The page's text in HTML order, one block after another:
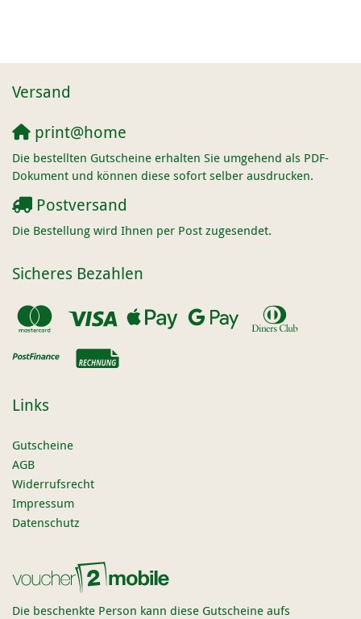
Versand
print@home
Die bestellten Gutscheine erhalten Sie umgehend als PDF-
Dokument und können diese sofort selber ausdrucken.
Postversand
Die Bestellung wird Ihnen per Post zugesendet.
Sicheres Bezahlen
Links
Gutscheine
AGB
Widerrufsrecht
Impressum
Datenschutz
Die beschenkte Person kann diese Gutscheine aufs